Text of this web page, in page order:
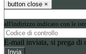
button close ×
all'indirizzo indicato con le
E-mail inviata, si prega di